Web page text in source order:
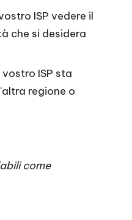
ISP vedere il
che si desidera
ISP sta
regione o
come